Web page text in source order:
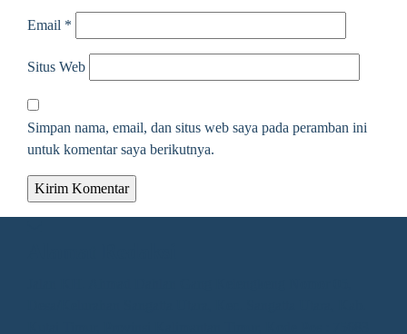
Email *
Situs Web
Simpan nama, email, dan situs web saya pada peramban ini
untuk komentar saya berikutnya.